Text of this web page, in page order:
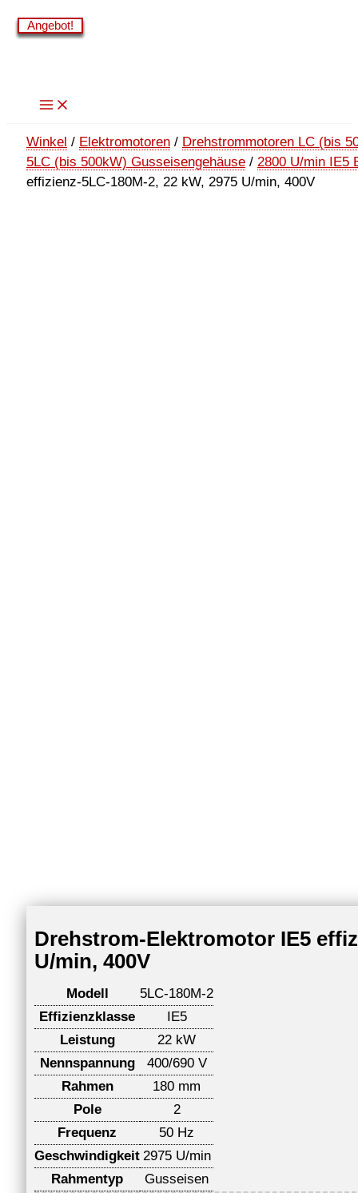
Zum
Inhalt
Winkel / Elektromotoren / Drehstrommotoren LC (bis
5LC (bis 500kW) Gusseisengehäuse / 2800 U/min IE5
effizienz-5LC-180M-2, 22 kW, 2975 U/min, 400V
Drehstrom-Elektromotor IE5
U/min, 400V
Modell
5LC-180M-2
Effizienzklasse
IE5
Leistung
22 kW
Nennspannung
400/690 V
Rahmen
180 mm
Pole
2
Frequenz
50 Hz
Geschwindigkeit 2975 U/min
Rahmentyp
Gusseisen
Angebot!
Angebot!
Angebot!
Angebot!
Angebot!
Angebot!